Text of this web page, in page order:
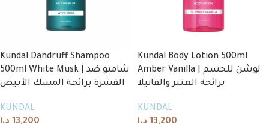
Kundal Dandruff Shampoo
500ml White Musk | شامبو ضد
القشرة برائحة المسك الأبيض
KUNDAL
13,200 د.ا
Kundal Body Lotion 500ml
Amber Vanilla | لوشن للجسم
برائحة العنبر والفانيلا
KUNDAL
13,200 د.ا